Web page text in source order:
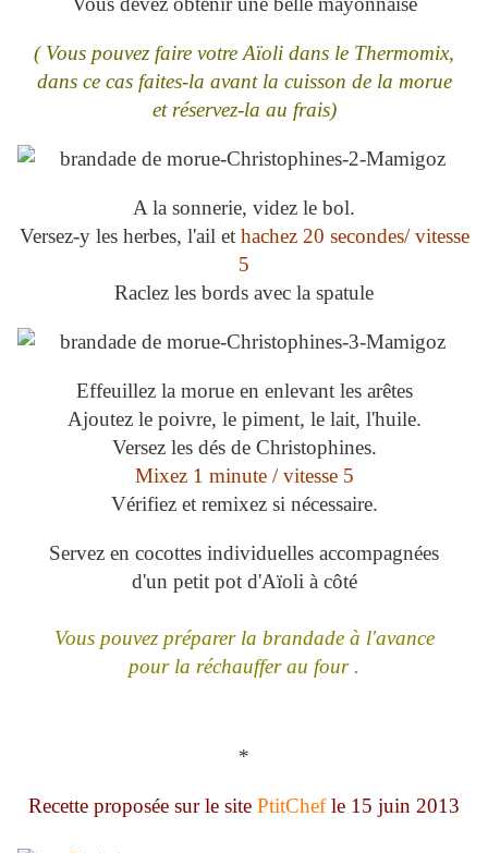
( Vous pouvez faire votre Aïoli dans le Thermomix,
dans ce cas faites-la avant la cuisson de la morue
et réservez-la au frais)
A la sonnerie, videz le bol.
Versez-y les herbes, l'ail et hachez 20 secondes/ vitesse
5
Raclez les bords avec la spatule
Effeuillez la morue en enlevant les arêtes
Ajoutez le poivre, le piment, le lait, l'huile.
Versez les dés de Christophines.
Mixez 1 minute / vitesse 5
Vérifiez et remixez si nécessaire.
Servez en cocottes individuelles accompagnées
d'un petit pot d'Aïoli à côté
Vous pouvez préparer la brandade à l'avance
pour la réchauffer au four .
*
Recette proposée sur le site PtitChefle 15 juin 2013